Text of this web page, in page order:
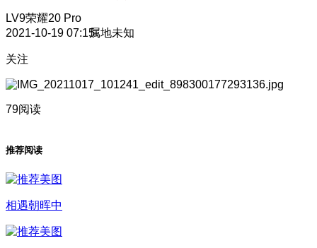
LV9荣耀20 Pro
2021-10-19 07:15属地未知
关注
79阅读
推荐阅读
相遇朝晖中